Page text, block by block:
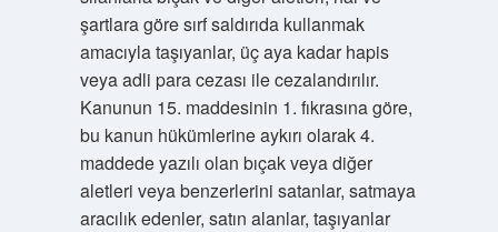
şartlara göre sırf saldırıda kullanmak
amacıyla taşıyanlar, üç aya kadar hapis
veya adli para cezası ile cezalandırılır.
Kanunun 15. maddesinin 1. fıkrasına göre,
bu kanun hükümlerine aykırı olarak 4.
maddede yazılı olan bıçak veya diğer
aletleri veya benzerlerini satanlar, satmaya
aracılık edenler, satın alanlar, taşıyanlar